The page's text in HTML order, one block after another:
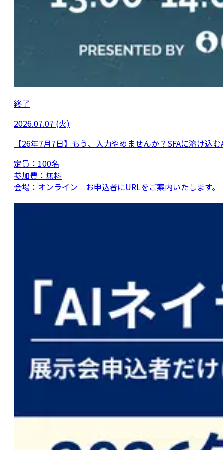
終了
2026.07.07 (火)
【26年7月7日】もう、入力やめませんか？SFAに溶け込
定員： 100名
参加費： 無料
会場： オンライン お申込者にURLをご案内いたします。